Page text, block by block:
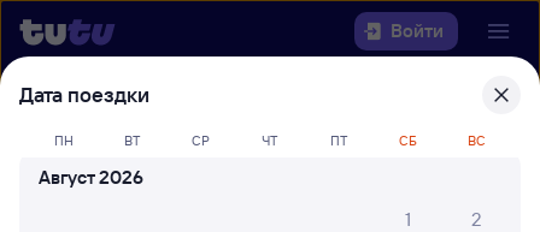
Войти
Выберите день, чтобы найти
билеты Томск — Красный Камень
Откуда
Дата поездки
ПН ВТ СР ЧТ ПТ СБ ВС
Август 2026
1
2